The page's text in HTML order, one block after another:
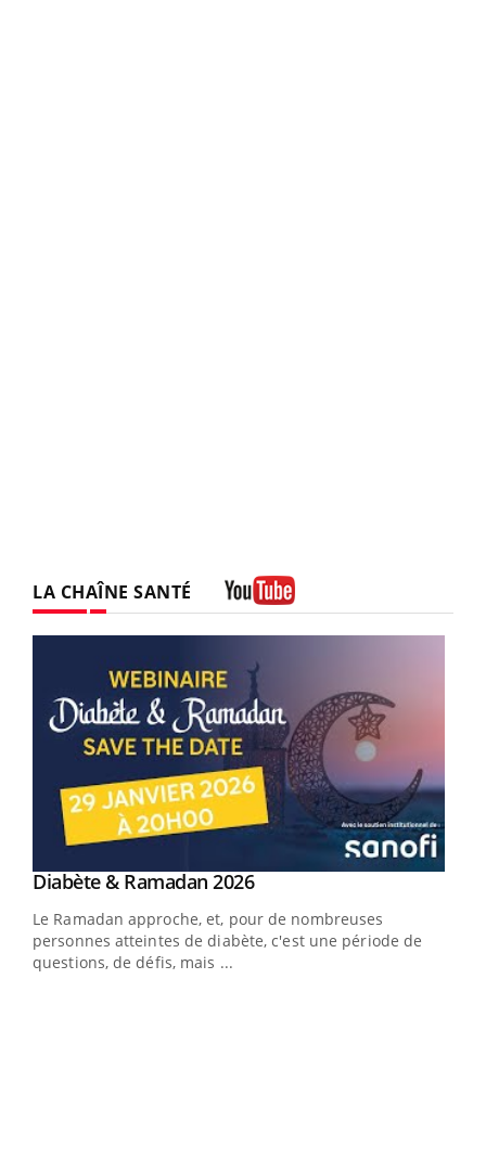
LA CHAÎNE SANTÉ
Youtube
Diabète & Ramadan 2026Youtube
Le Ramadan approche, et, pour de nombreuses
personnes atteintes de diabète, c'est une période de
questions, de défis, mais ...
Youtube
Un « jumeau numérique » pour faciliter l’accès
Un établissement lié à un groupe mutualiste innove en
matière de bilan de santé : l'utilisation d'un « jumeau